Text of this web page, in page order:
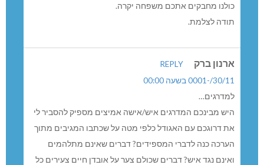
כולנו מחבקים אתכם משפחה יקרה.
תודה לצלמת.
ארנון ברק
REPLY
30/11/-0001 בשעה 00:00
למדרגים…
היש מבינכם המדרגים איש/אישה אמיצים מספיק להסביר לי
את דרוגכם עם האגודל כלפי מטה על שכתבו המגיבים מתוך
הערכה כנה לדברי המספידים? דברים שאינם מתלהמים
ואינם נגד איש? דברים שכולם צער על אובדן חיים צעירים כל